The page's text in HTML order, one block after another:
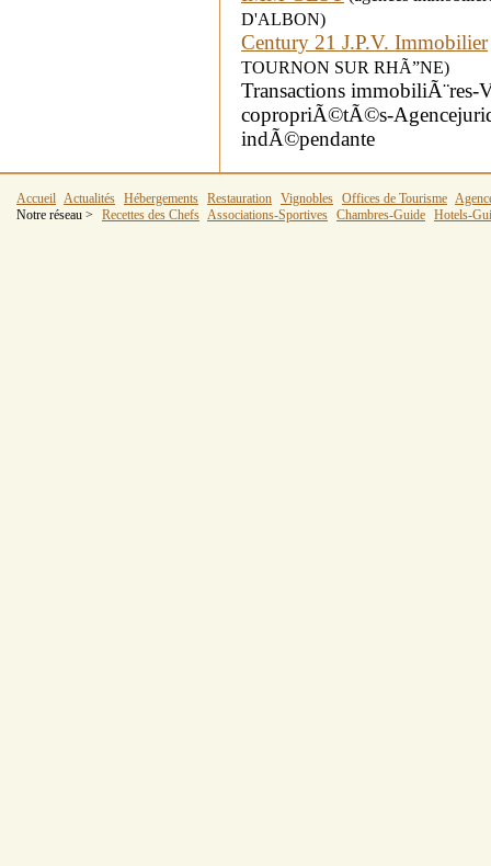
D'ALBON)
Century 21 J.P.V. Immobilier
TOURNON SUR RHÃ”NE)
Transactions immobiliÃ¨res-
copropriÃ©tÃ©s-
indÃ©pendante
Accueil Actualités Hébergements Restauration Vignobles Offices de Tourisme
Notre réseau >
Recettes des Chefs Associations-Sportives Chambres-Guide Hotels-